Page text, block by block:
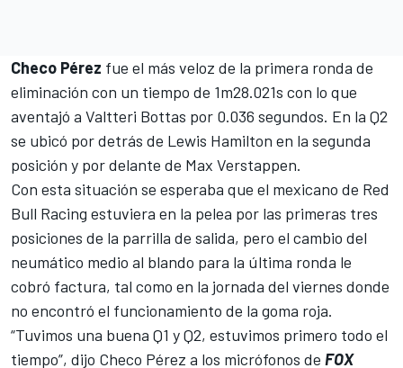
Checo Pérez fue el más veloz de la primera ronda de
eliminación con un tiempo de 1m28.021s con lo que
aventajó a Valtteri Bottas por 0.036 segundos. En la Q2
se ubicó por detrás de Lewis Hamilton en la segunda
posición y por delante de Max Verstappen.
Con esta situación se esperaba que el mexicano de Red
Bull Racing estuviera en la pelea por las primeras tres
posiciones de la parrilla de salida, pero el cambio del
neumático medio al blando para la última ronda le
cobró factura, tal como en la jornada del viernes donde
no encontró el funcionamiento de la goma roja.
“Tuvimos una buena Q1 y Q2, estuvimos primero todo el
tiempo”, dijo Checo Pérez a los micrófonos de FOX